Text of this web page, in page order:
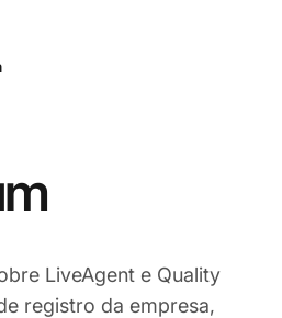
LiveAgent e Quality
registro da empresa,